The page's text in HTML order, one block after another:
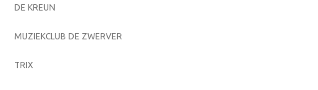
DE KREUN
MUZIEKCLUB DE ZWERVER
TRIX